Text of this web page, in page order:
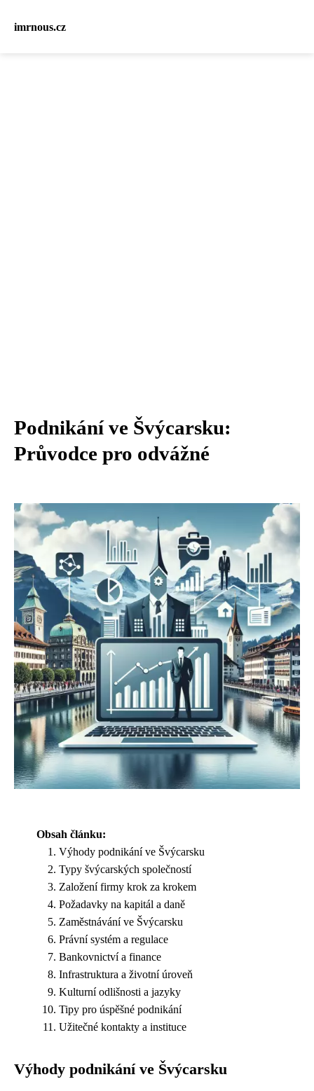
imrnous.cz
Podnikání ve Švýcarsku:
Průvodce pro odvážné
Obsah článku:
Výhody podnikání ve Švýcarsku
Typy švýcarských společností
Založení firmy krok za krokem
Požadavky na kapitál a daně
Zaměstnávání ve Švýcarsku
Právní systém a regulace
Bankovnictví a finance
Infrastruktura a životní úroveň
Kulturní odlišnosti a jazyky
Tipy pro úspěšné podnikání
Užitečné kontakty a instituce
Výhody podnikání ve Švýcarsku